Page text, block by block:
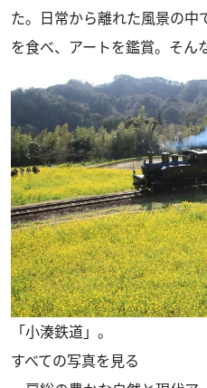
た。日常から離れた風景の中
を食べ、アートを鑑賞。そん
「小湊鉄道」。
すべての写真を見る